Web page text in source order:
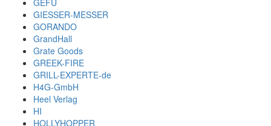
GEFU
GIESSER-MESSER
GORANDO
GrandHall
Grate Goods
GREEK-FIRE
GRILL-EXPERTE-de
H4G-GmbH
Heel Verlag
HI
HOLLYHOPPER